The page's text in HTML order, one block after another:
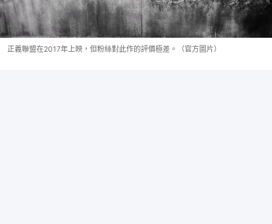
正義聯盟在2017年上映，但粉絲對此作的評價極差。（官方圖片）